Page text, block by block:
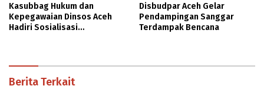
Kasubbag Hukum dan
Kepegawaian Dinsos Aceh
Hadiri Sosialisasi
Disbudpar Aceh Gelar
Pendampingan Sanggar
Terdampak Bencana
Berita Terkait